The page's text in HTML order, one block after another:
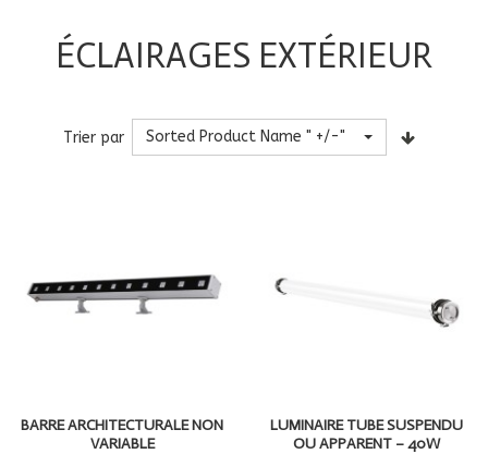
ÉCLAIRAGES EXTÉRIEUR
Trier par Sorted Product Name " +/-"
BARRE ARCHITECTURALE NON
VARIABLE
LUMINAIRE TUBE SUSPENDU
OU APPARENT – 40W